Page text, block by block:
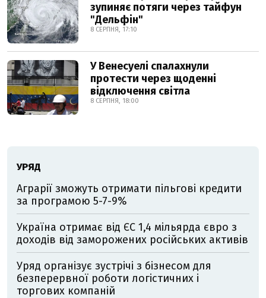
зупиняє потяги через тайфун
"Дельфін"
8 СЕРПНЯ, 17:10
У Венесуелі спалахнули
протести через щоденні
відключення світла
8 СЕРПНЯ, 18:00
УРЯД
Аграрії зможуть отримати пільгові кредити
за програмою 5-7-9%
Україна отримає від ЄС 1,4 мільярда євро з
доходів від заморожених російських активів
Уряд організує зустрічі з бізнесом для
безперервної роботи логістичних і
торгових компаній